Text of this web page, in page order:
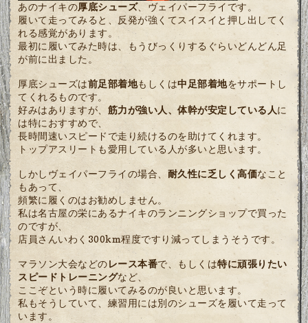
あのナイキの厚底シューズ、ヴェイパーフライです。
履いて走ってみると、反発が強くてスイスイと押し出してく
れる感覚があります。
最初に履いてみた時は、もうびっくりするぐらいどんどん足
が前に出ました。
厚底シューズは前足部着地もしくは中足部着地をサポートし
てくれるものです。
好みはありますが、 筋力が強い人、体幹が安定している人に
は特におすすめで、
長時間速いスピードで走り続けるのを助けてくれます。
トップアスリートも愛用している人が多いと思います。
しかしヴェイパーフライの場合、 耐久性に乏しく高価なこと
もあって、
頻繁に履くのはお勧めしません。
私は名古屋の栄にあるナイキのランニングショップで買った
のですが、
店員さんいわく300km程度ですり減ってしまうそうです。
マラソン大会などのレース本番で、もしくは特に頑張りたい
スピードトレーニングなど、
ここぞという時に履いてみるのが良いと思います。
私もそうしていて、練習用には別のシューズを履いて走って
います。